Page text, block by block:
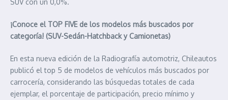
¡Conoce el TOP FIVE de los modelos más buscados por
categoría! (SUV-Sedán-Hatchback y Camionetas)
En esta nueva edición de la Radiografía automotriz, Chileautos
publicó el top 5 de modelos de vehículos más buscados por
carrocería, considerando las búsquedas totales de cada
ejemplar, el porcentaje de participación, precio mínimo y